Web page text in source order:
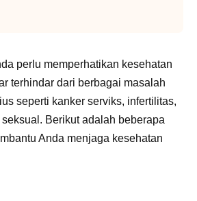
perlu memperhatikan kesehatan
terhindar dari berbagai masalah
seperti kanker serviks, infertilitas,
Berikut adalah beberapa
Anda menjaga kesehatan